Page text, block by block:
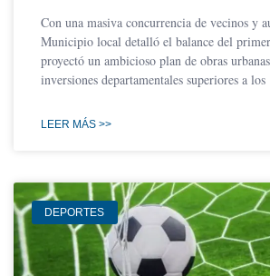
Con una masiva concurrencia de vecinos y
Municipio local detalló el balance del
proyectó un ambicioso plan de obras
inversiones departamentales superiores a los
LEER MÁS >>
DEPORTES